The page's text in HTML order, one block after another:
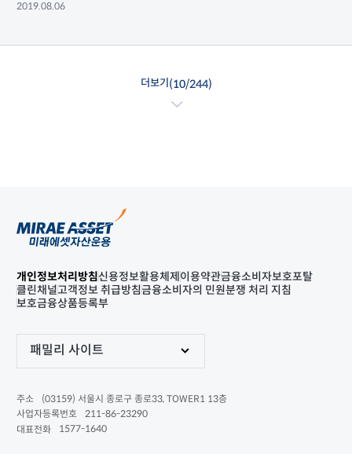
2019.08.06
더보기 (10/244)
개인정보처리방침신용정보활용체제 이용약관금융소비자보호포탈
클린채널고객정보 취급방침금융소비자의 민원분쟁 처리 지침
보호금융상품등록부
패밀리 사이트
주소
(03159) 서울시 종로구 종로33, TOWER1 13층
사업자등록번호
211-86-23290
대표전화
1577-1640